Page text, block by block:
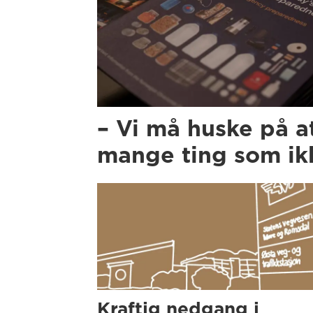
– Vi må huske på
mange ting som
Kraftig nedgang i